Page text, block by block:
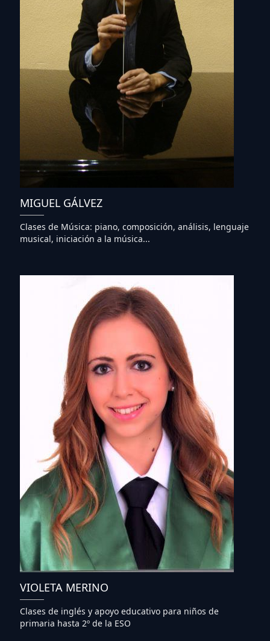
MIGUEL GÁLVEZ
Clases de Música: piano, composición, análisis, lenguaje
musical, iniciación a la música...
VIOLETA MERINO
Clases de inglés y apoyo educativo para niños de
primaria hasta 2º de la ESO